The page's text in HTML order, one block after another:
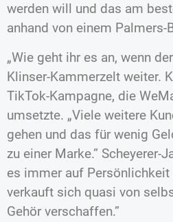
werden will und das am
anhand von einem
„Wie geht ihr es an, wenn
Klinser-Kammerzelt weiter.
TikTok-Kampagne, die
umsetzte. „Viele weitere
gehen und das für wenig
zu einer Marke.” Scheyerer-
es immer auf
verkauft sich quasi von
Gehör verschaffen.”